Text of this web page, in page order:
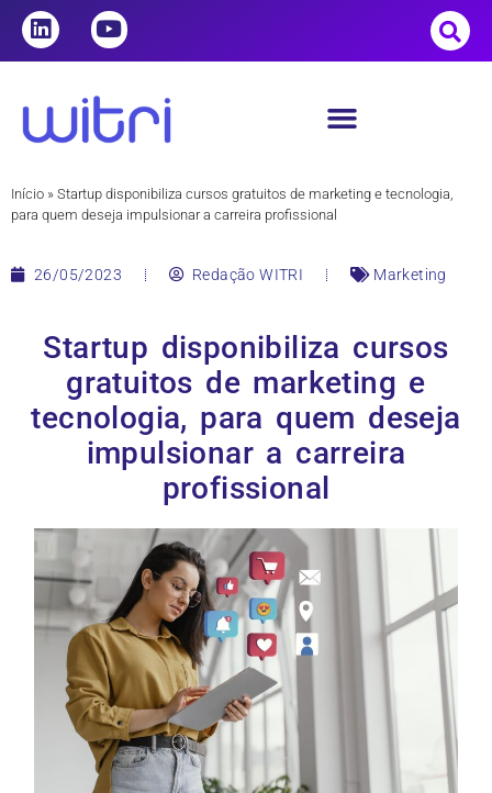
Início » Startup disponibiliza cursos gratuitos de marketing e tecnologia,
para quem deseja impulsionar a carreira profissional
26/05/2023 Redação WITRI Marketing
Startup disponibiliza cursos
gratuitos de marketing e
tecnologia, para quem deseja
impulsionar a carreira
profissional